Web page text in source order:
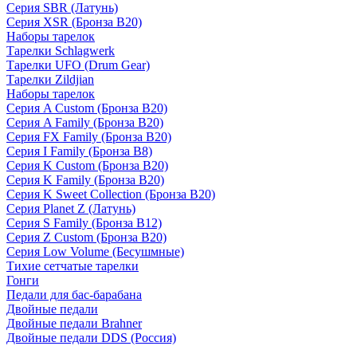
Серия SBR (Латунь)
Серия XSR (Бронза B20)
Наборы тарелок
Тарелки Schlagwerk
Тарелки UFO (Drum Gear)
Тарелки Zildjian
Наборы тарелок
Серия A Custom (Бронза B20)
Серия A Family (Бронза B20)
Серия FX Family (Бронза B20)
Серия I Family (Бронза B8)
Серия K Custom (Бронза B20)
Серия K Family (Бронза B20)
Серия K Sweet Collection (Бронза B20)
Серия Planet Z (Латунь)
Серия S Family (Бронза B12)
Серия Z Custom (Бронза B20)
Серия Low Volume (Бесушмные)
Тихие сетчатые тарелки
Гонги
Педали для бас-барабана
Двойные педали
Двойные педали Brahner
Двойные педали DDS (Россия)